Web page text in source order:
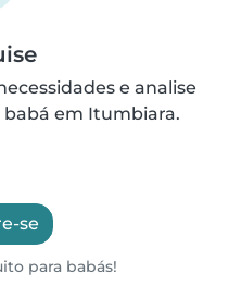
e analise
babá em Itumbiara.
se
para babás!